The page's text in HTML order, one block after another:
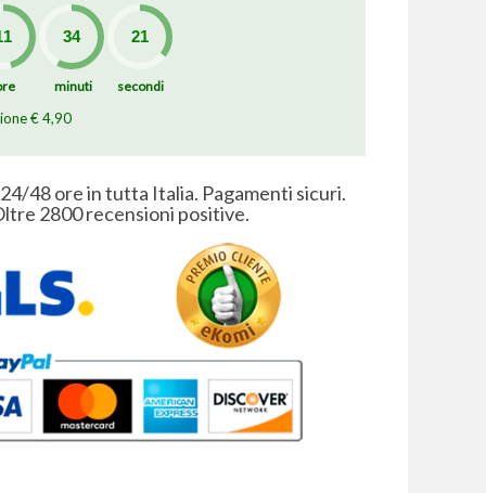
minuti secondi
€ 4,90
48 ore in tutta Italia. Pagamenti sicuri.
2800 recensioni positive.